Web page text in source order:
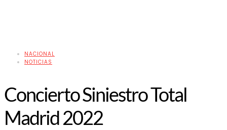
NACIONAL
NOTICIAS
Concierto Siniestro Total
Madrid 2022